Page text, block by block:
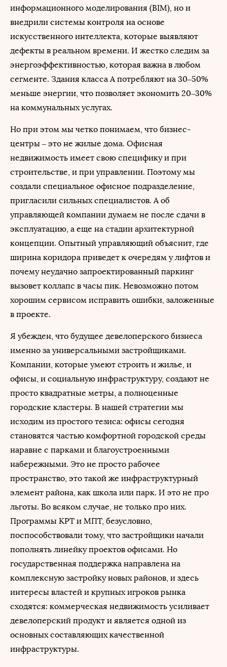
информационного моделирования (BIM), но и
внедрили системы контроля на основе
искусственного интеллекта, которые выявляют
дефекты в реальном времени. И жестко следим за
энергоэффективностью, которая важна в любом
сегменте. Здания класса А потребляют на 30–50%
меньше энергии, что позволяет экономить 20–30%
на коммунальных услугах.
Но при этом мы четко понимаем, что бизнес-
центры – это не жилые дома. Офисная
недвижимость имеет свою специфику и при
строительстве, и при управлении. Поэтому мы
создали специальное офисное подразделение,
пригласили сильных специалистов. А об
управляющей компании думаем не после сдачи в
эксплуатацию, а еще на стадии архитектурной
концепции. Опытный управляющий объяснит, где
ширина коридора приведет к очередям у лифтов и
почему неудачно запроектированный паркинг
вызовет коллапс в часы пик. Невозможно потом
хорошим сервисом исправить ошибки, заложенные
в проекте.
Я убежден, что будущее девелоперского бизнеса
именно за универсальными застройщиками.
Компании, которые умеют строить и жилье, и
офисы, и социальную инфраструктуру, создают не
просто квадратные метры, а полноценные
городские кластеры. В нашей стратегии мы
исходим из простого тезиса: офисы сегодня
становятся частью комфортной городской среды
наравне с парками и благоустроенными
набережными. Это не просто рабочее
пространство, это такой же инфраструктурный
элемент района, как школа или парк. И это не про
льготы. Во всяком случае, не только про них.
Программы КРТ и МПТ, безусловно,
поспособствовали тому, что застройщики начали
пополнять линейку проектов офисами. Но
государственная поддержка направлена на
комплексную застройку новых районов, и здесь
интересы властей и крупных игроков рынка
сходятся: коммерческая недвижимость усиливает
девелоперский продукт и является одной из
основных составляющих качественной
инфраструктуры.